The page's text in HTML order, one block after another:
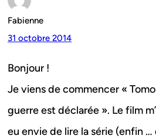
Fabienne
31 octobre 2014
Bonjour !
Je viens de commencer «
guerre est déclarée ». Le film
eu envie de lire la série (enfin …